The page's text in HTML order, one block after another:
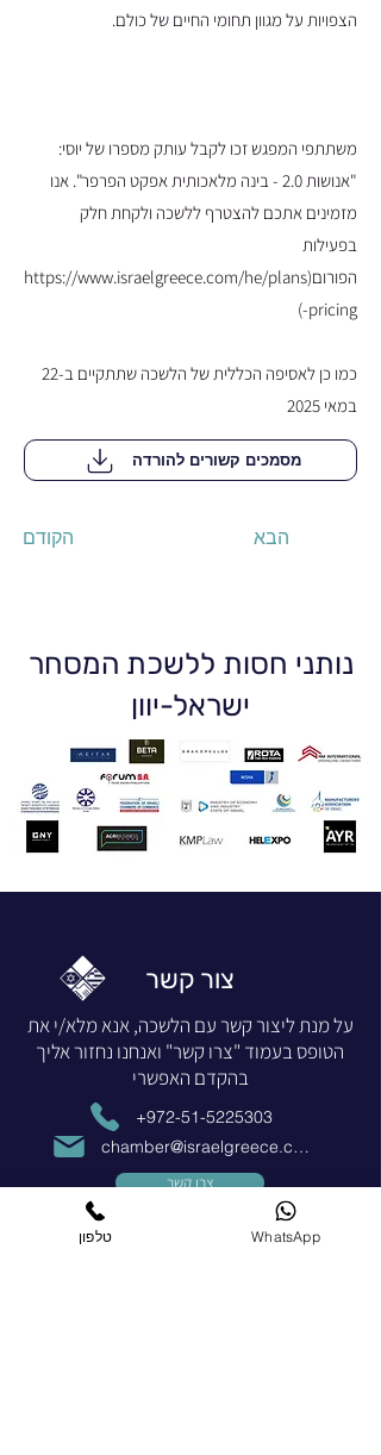
הצפויות על מגוון תחומי החיים של כולם.
משתתפי המפגש זכו לקבל עותק מספרו של יוסי:
"אנושות 2.0 - בינה מלאכותית אפקט הפרפר". אנו
מזמינים אתכם להצטרף ללשכה ולקחת חלק
בפעילות
הפורום(https://www.israelgreece.com/he/plans
-pricing)
כמו כן לאסיפה הכללית של הלשכה שתתקיים ב-22
במאי 2025
מסמכים קשורים להורדה
הקודם הבא
נותני חסות ללשכת המסחר
ישראל-יוון
צור קשר
על מנת ליצור קשר עם הלשכה, אנא מלא/י את
הטופס בעמוד "צרו קשר" ואנחנו נחזור אליך
בהקדם האפשרי
+972-51-5225303
chamber@israelgreece.com
צרו קשר
טלפון WhatsApp